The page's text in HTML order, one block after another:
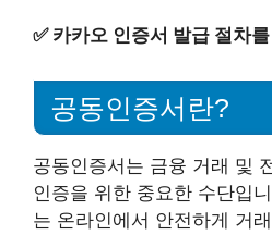
✅ 카카오 인증서 발급 절차
공동인증서란?
공동인증서는 금융 거래 및
인증을 위한 중요한 수단입
는 온라인에서 안전하게 거